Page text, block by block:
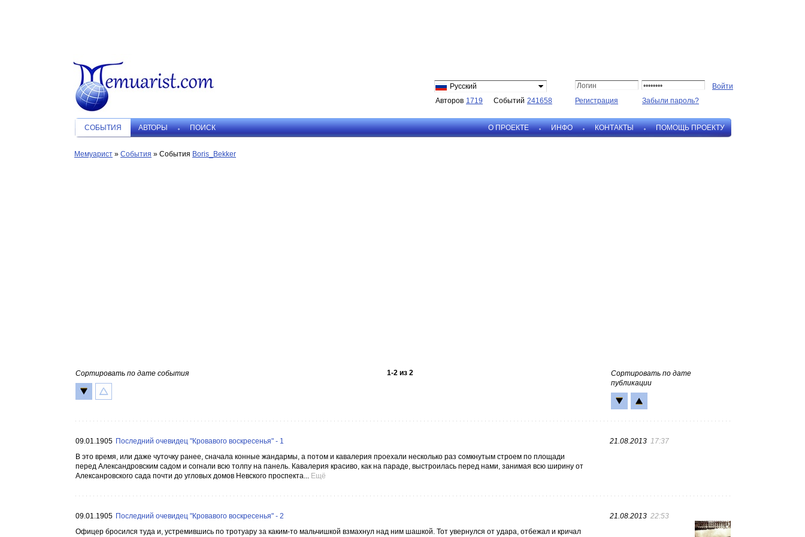
Русский
Авторов 1719 Событий 241658 Регистрация Забыли пароль?
СОБЫТИЯ АВТОРЫ ПОИСК О ПРОЕКТЕ ИНФО КОНТАКТЫ ПОМОЩЬ ПРОЕКТУ
Мемуарист » События » События Boris_Bekker
Сортировать по дате события 1-2 из 2
Сортировать по дате
публикации
09.01.1905 Последний очевидец "Кровавого воскресенья" - 1
В это время, или даже чуточку ранее, сначала конные жандармы, а потом и кавалерия проехали несколько раз сомкнутым строем по площади
перед Александровским садом и согнали всю толпу на панель. Кавалерия красиво, как на параде, выстроилась перед нами, занимая всю ширину от
Алексанровского сада почти до угловых домов Невского проспекта... Ещё
21.08.2013 17:37
09.01.1905 Последний очевидец "Кровавого воскресенья" - 2
Офицер бросился туда и, устремившись по тротуару за каким-то мальчишкой взмахнул над ним шашкой. Тот увернулся от удара, отбежал и кричал
21.08.2013 22:53